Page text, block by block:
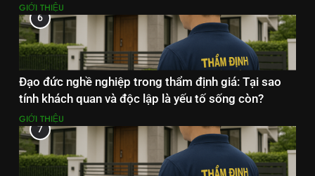
GIỚI THIỆU
6
Đạo đức nghề nghiệp trong thẩm định giá: Tại sao
tính khách quan và độc lập là yếu tố sống còn?
GIỚI THIỆU
7